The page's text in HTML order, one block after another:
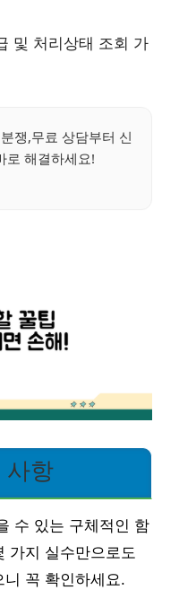
및 처리상태 조회 가
쟁,무료 상담부터 신
로 해결하세요!
사항
수 있는 구체적인 함
가지 실수만으로도
꼭 확인하세요.